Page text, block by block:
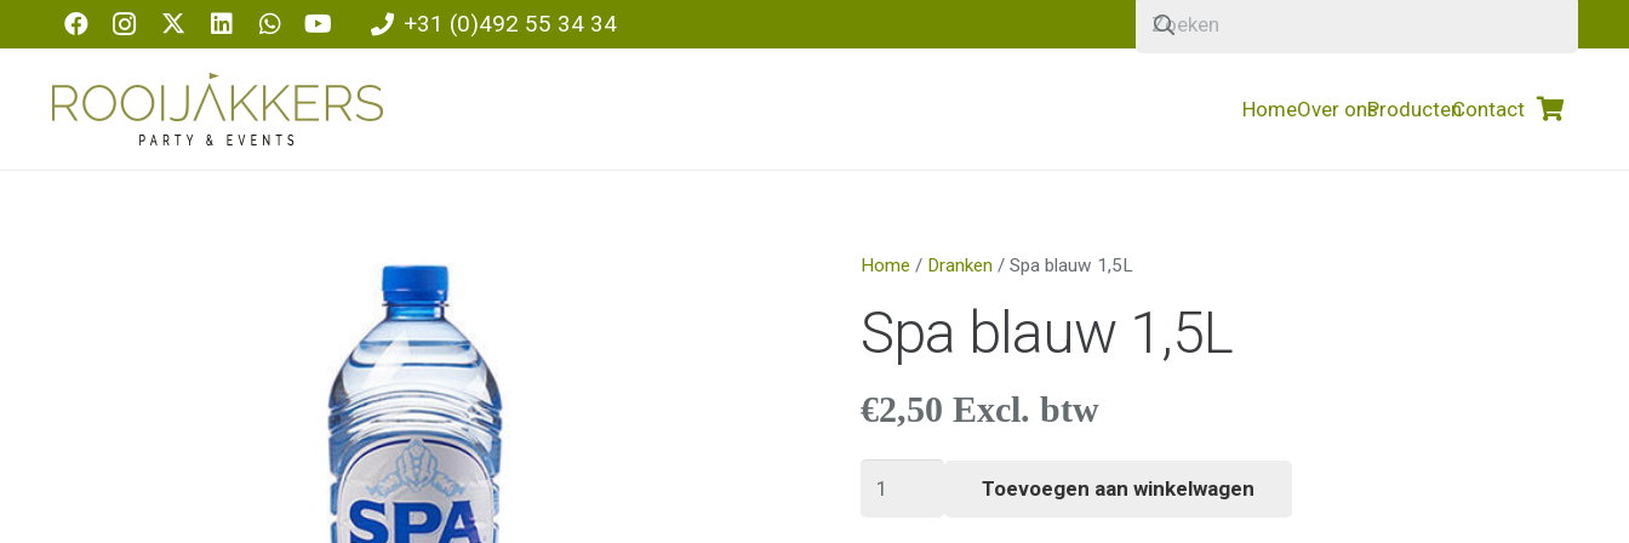
+31 (0)492 55 34 34
HomeOver onsProductenContact
Home / Dranken/ Spa blauw 1,5L
Spa blauw 1,5L
€2,50 Excl. btw
Toevoegen aan winkelwagen